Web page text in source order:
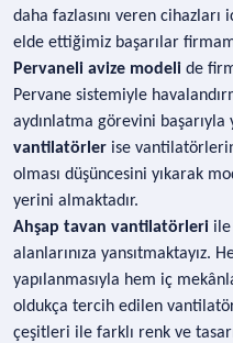
daha fazlasını veren
elde ettiğimiz başarılar
Pervaneli avize modeli de
Pervane sistemiyle
aydınlatma görevini
vantilatörler ise
olması düşüncesini yıkarak
yerini almaktadır.
Ahşap tavan vantilatörleri ile
alanlarınıza yansıtmaktayız.
yapılanmasıyla hem iç
oldukça tercih edilen
çeşitleri ile farklı renk ve